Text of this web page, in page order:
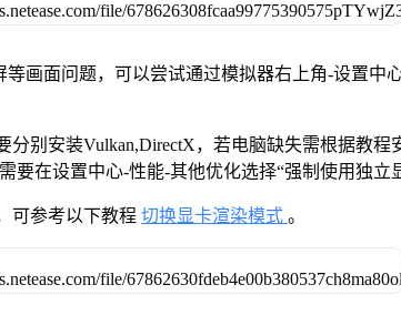
画面问题，可以尝试通过模拟器右上角-设置中
分别安装Vulkan,DirectX，若电脑缺失需根据教程
要在设置中心-性能-其他优化选择“强制使用独立
可参考以下教程 切换显卡渲染模式 。